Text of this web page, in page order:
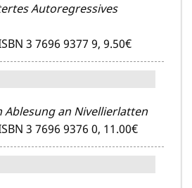
Autoregressives
3 7696 9377 9, 9.50€
Ablesung an Nivellierlatten
3 7696 9376 0, 11.00€